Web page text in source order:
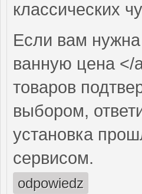
классических
Если вам
ванную цена </
товаров
выбором,
установка
сервисом.
odpowiedz